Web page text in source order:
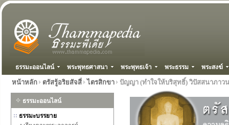
ธรรมะออนไลน์ พระพุทธศาสนา พระพุทธเจ้า พระธรรม พระสงฆ์
หน้าหลัก ตรัสรู้อริยสัจสี่ ไตรสิกขา ปัญญา (ทำใจให้บริสุทธิ์) วิปัสสนาภาว
ธรรมะออนไลน์
ธรรมะบรรยาย